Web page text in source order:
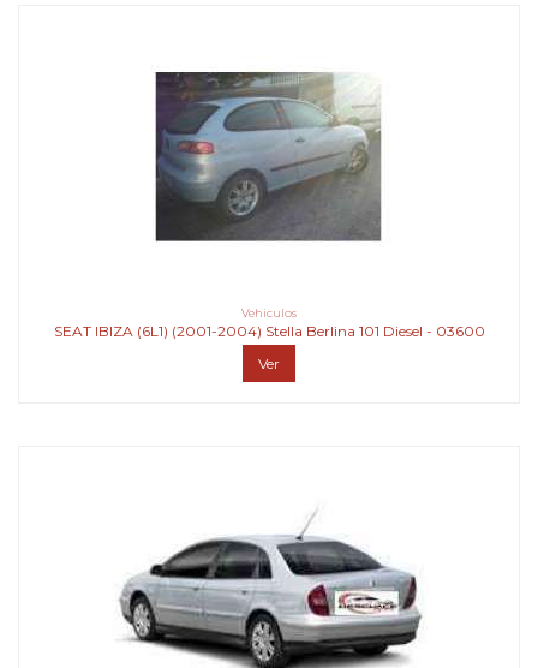
Vehiculos
SEAT IBIZA (6L1) (2001-2004) Stella Berlina 101 Diesel - 03600
Ver